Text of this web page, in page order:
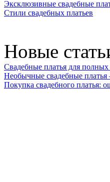
Эксклюзивные свадебные
Стили свадебных платьев
Новые
Свадебные платья для
Необычные свадебные платья
Покупка свадебного платья: